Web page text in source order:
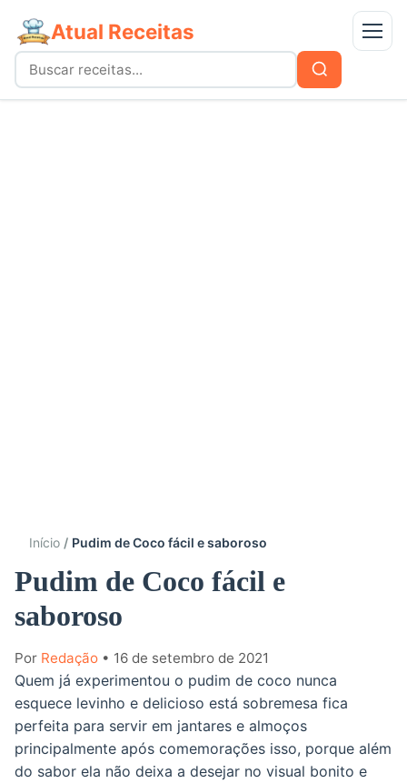
Atual Receitas Menu
Buscar
por:
Buscar
Início Pudim de Coco fácil e saboroso
Pudim de Coco fácil e
saboroso
Por Redação • 16 de setembro de 2021
Quem já experimentou o pudim de coco nunca
esquece levinho e delicioso está sobremesa fica
perfeita para servir em jantares e almoços
principalmente após comemorações isso, porque além
do sabor ela não deixa a desejar no visual bonito e